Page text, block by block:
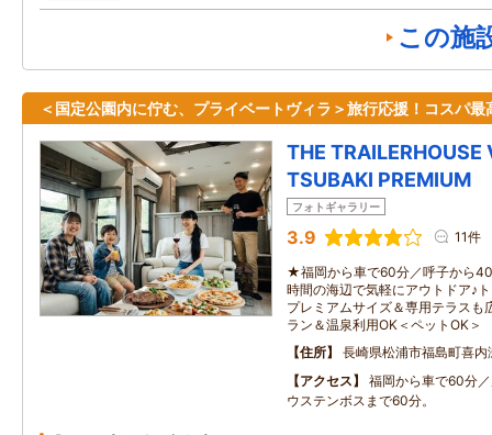
この施
＜国定公園内に佇む、プライベートヴィラ＞旅行応援！コスパ最
THE TRAILERHOUSE
TSUBAKI PREMIUM
フォトギャラリー
3.9 11件
★福岡から車で60分／呼子から
時間の海辺で気軽にアウトドア♪
プレミアムサイズ＆専用テラスも
ラン＆温泉利用OK＜ペットOK＞
住所
長崎県松浦市福島町喜
アクセス
福岡から車で60分
ウステンボスまで60分。